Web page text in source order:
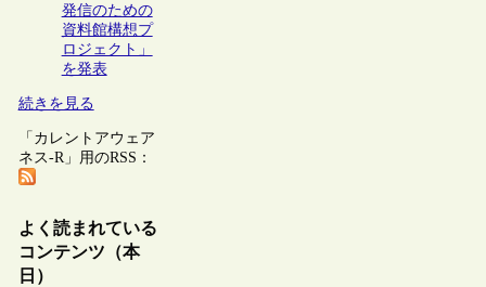
発信のための
資料館構想プ
ロジェクト」
を発表
続きを見る
「カレントアウェア
ネス-R」用のRSS：
よく読まれている
コンテンツ（本
日）